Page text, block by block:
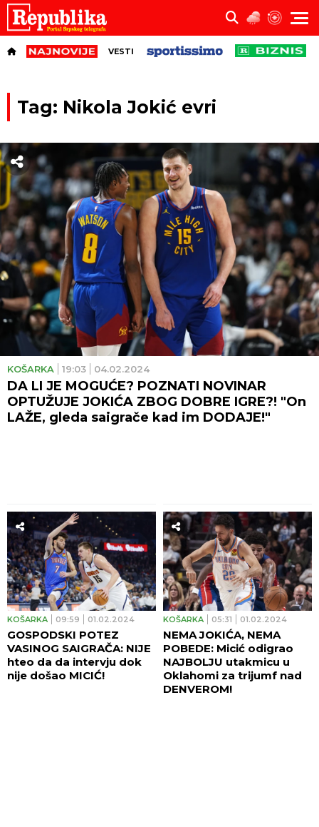
VESTI
Tag: Nikola Jokić evri
KOŠARKA 19:03 04.02.2024
DA LI JE MOGUĆE? POZNATI NOVINAR
OPTUŽUJE JOKIĆA ZBOG DOBRE IGRE?! "On
LAŽE, gleda saigrače kad im DODAJE!"
KOŠARKA 09:59 01.02.2024
GOSPODSKI POTEZ
VASINOG SAIGRAČA: NIJE
hteo da da intervju dok
nije došao MICIĆ!
KOŠARKA 05:31 01.02.2024
NEMA JOKIĆA, NEMA
POBEDE: Micić odigrao
NAJBOLJU utakmicu u
Oklahomi za trijumf nad
DENVEROM!